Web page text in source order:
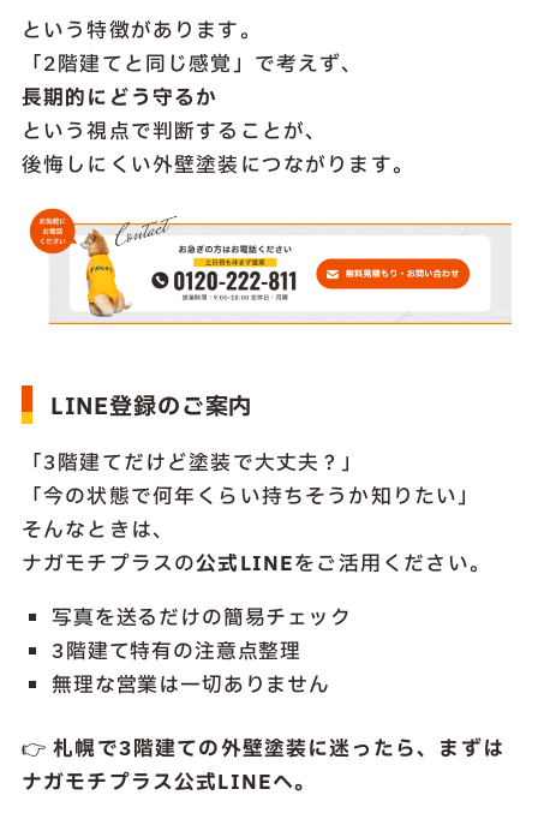
という特徴があります。
「2階建てと同じ感覚」で考えず、
長期的にどう守るか
という視点で判断することが、
後悔しにくい外壁塗装につながります。
LINE登録のご案内
「3階建てだけど塗装で大丈夫？」
「今の状態で何年くらい持ちそうか知りたい」
そんなときは、
ナガモチプラスの公式LINEをご活用ください。
写真を送るだけの簡易チェック
3階建て特有の注意点整理
無理な営業は一切ありません
👉札幌で3階建ての外壁塗装に迷ったら、まずは
ナガモチプラス公式LINEへ。